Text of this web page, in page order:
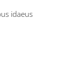
idaeus